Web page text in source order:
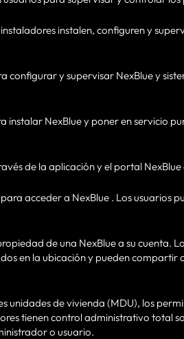
instalen, configuren y
configurar y supervisar NexBlue y
instalar NexBlue y poner en servicio
de la aplicación y el portal
acceder a NexBlue . Los usuarios
de una NexBlue a su cuenta.
en la ubicación y pueden compartir
unidades de vivienda (MDU), los
tienen control administrativo total
o usuario.